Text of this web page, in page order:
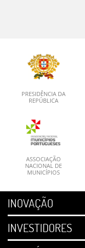
PRESIDÊNCIA DA
REPÚBLICA
ASSOCIAÇÃO
NACIONAL DE
MUNICÍPIOS
INOVAÇÃO
INVESTIDORES